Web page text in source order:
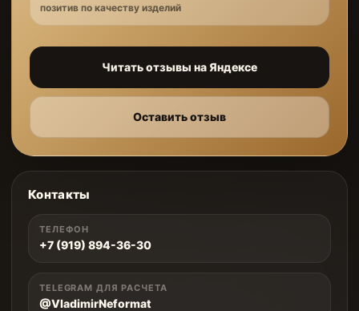
позитив по качеству изделий
Читать отзывы на Яндексе
Оставить отзыв
Контакты
ТЕЛЕФОН
+7 (919) 894-36-30
TELEGRAM ДЛЯ РАСЧЕТА
@VladimirNeformat